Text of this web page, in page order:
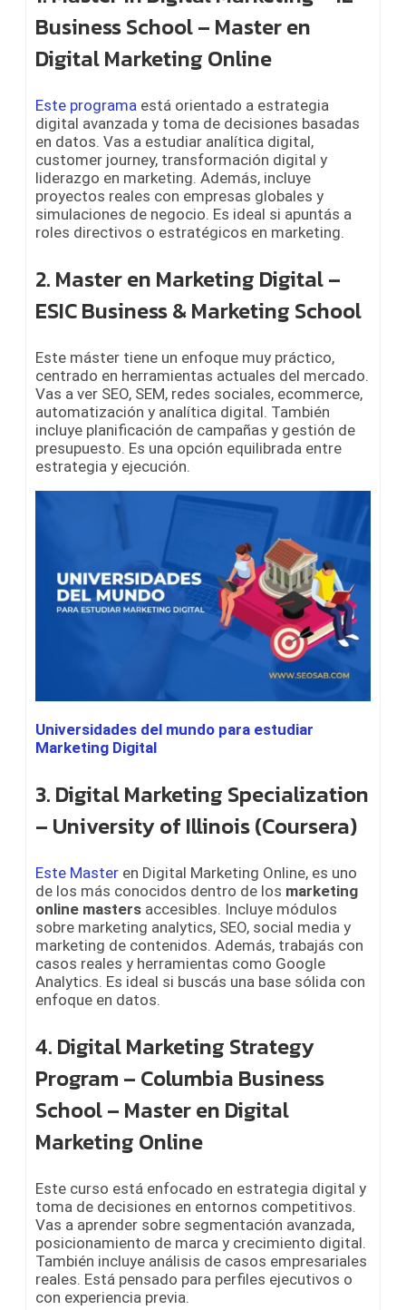
Business School – Master en
Digital Marketing Online
Este programa está orientado a estrategia
digital avanzada y toma de decisiones basadas
en datos. Vas a estudiar analítica digital,
customer journey, transformación digital y
liderazgo en marketing. Además, incluye
proyectos reales con empresas globales y
simulaciones de negocio. Es ideal si apuntás a
roles directivos o estratégicos en marketing.
2. Master en Marketing Digital –
ESIC Business & Marketing School
Este máster tiene un enfoque muy práctico,
centrado en herramientas actuales del mercado.
Vas a ver SEO, SEM, redes sociales, ecommerce,
automatización y analítica digital. También
incluye planificación de campañas y gestión de
presupuesto. Es una opción equilibrada entre
estrategia y ejecución.
Universidades del mundo para estudiar
Marketing Digital
3. Digital Marketing Specialization
– University of Illinois (Coursera)
Este Master en Digital Marketing Online, es uno
de los más conocidos dentro de los marketing
online masters accesibles. Incluye módulos
sobre marketing analytics, SEO, social media y
marketing de contenidos. Además, trabajás con
casos reales y herramientas como Google
Analytics. Es ideal si buscás una base sólida con
enfoque en datos.
4. Digital Marketing Strategy
Program – Columbia Business
School – Master en Digital
Marketing Online
Este curso está enfocado en estrategia digital y
toma de decisiones en entornos competitivos.
Vas a aprender sobre segmentación avanzada,
posicionamiento de marca y crecimiento digital.
También incluye análisis de casos empresariales
reales. Está pensado para perfiles ejecutivos o
con experiencia previa.